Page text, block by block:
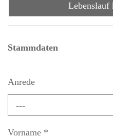
Lebenslauf
Stammdaten
Anrede
---
Vorname *